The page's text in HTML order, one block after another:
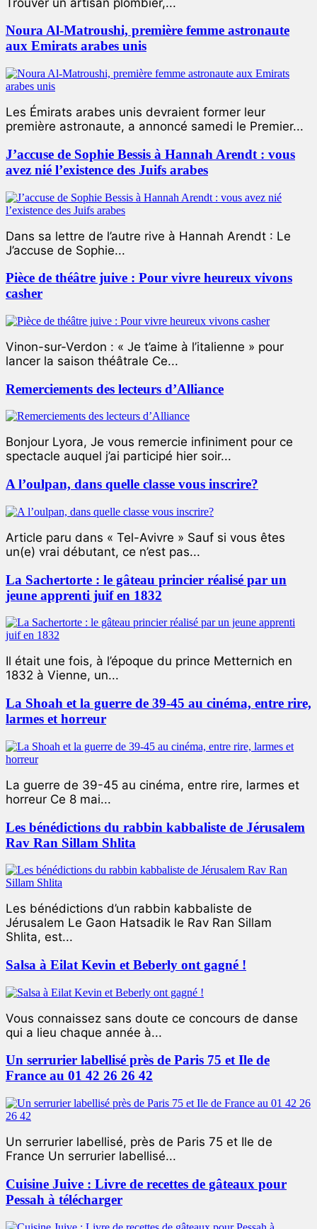
Noura Al-Matroushi, première femme astronaute
aux Emirats arabes unis
Les Émirats arabes unis devraient former leur
première astronaute, a annoncé samedi le Premier...
J’accuse de Sophie Bessis à Hannah Arendt : vous
avez nié l’existence des Juifs arabes
Dans sa lettre de l’autre rive à Hannah Arendt : Le
J’accuse de Sophie...
Pièce de théâtre juive : Pour vivre heureux vivons
casher
Vinon-sur-Verdon : « Je t’aime à l’italienne » pour
lancer la saison théâtrale Ce...
Remerciements des lecteurs d’Alliance
Bonjour Lyora, Je vous remercie infiniment pour ce
spectacle auquel j’ai participé hier soir...
A l’oulpan, dans quelle classe vous inscrire?
Article paru dans « Tel-Avivre » Sauf si vous êtes
un(e) vrai débutant, ce n’est pas...
La Sachertorte : le gâteau princier réalisé par un
jeune apprenti juif en 1832
Il était une fois, à l’époque du prince Metternich en
1832 à Vienne, un...
La Shoah et la guerre de 39-45 au cinéma, entre rire,
larmes et horreur
La guerre de 39-45 au cinéma, entre rire, larmes et
horreur Ce 8 mai...
Les bénédictions du rabbin kabbaliste de Jérusalem
Rav Ran Sillam Shlita
Les bénédictions d’un rabbin kabbaliste de
Jérusalem Le Gaon Hatsadik le Rav Ran Sillam
Shlita, est...
Salsa à Eilat Kevin et Beberly ont gagné !
Vous connaissez sans doute ce concours de danse
qui a lieu chaque année à...
Un serrurier labellisé près de Paris 75 et Ile de
France au 01 42 26 26 42
Un serrurier labellisé, près de Paris 75 et Ile de
France Un serrurier labellisé...
Cuisine Juive : Livre de recettes de gâteaux pour
Pessah à télécharger